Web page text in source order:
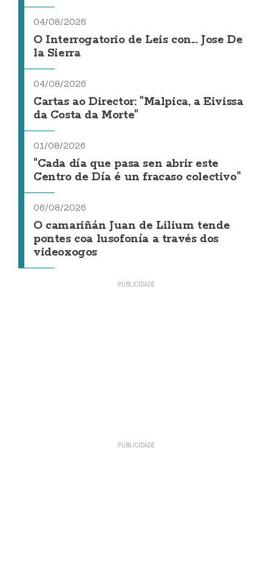
04/08/2026
O Interrogatorio de Leis con... Jose De
la Sierra
04/08/2026
Cartas ao Director: "Malpica, a Eivissa
da Costa da Morte"
01/08/2026
"Cada día que pasa sen abrir este
Centro de Día é un fracaso colectivo"
06/08/2026
O camariñán Juan de Lilium tende
pontes coa lusofonía a través dos
videoxogos